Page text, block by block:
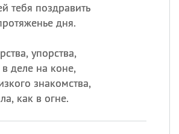
тебя поздравить
дня.
упорства,
деле на коне,
знакомства,
как в огне.